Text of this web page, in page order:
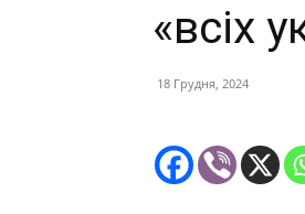
«всіх
18 Грудня, 2024